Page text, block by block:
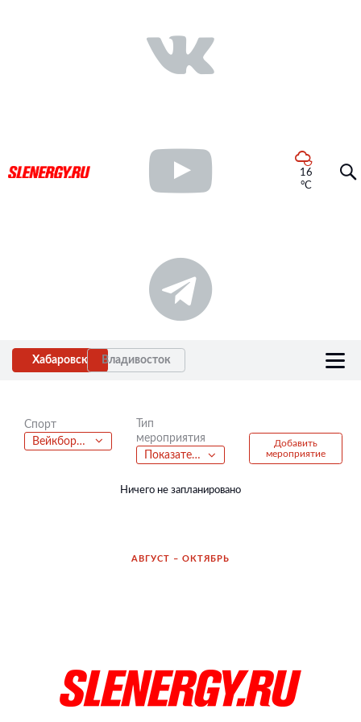
16
°C
Хабаровск Владивосток
Спорт
Вейкбординг
Тип
мероприятия
Показательные выступления
Добавить
мероприятие
Ничего не запланировано
АВГУСТ – ОКТЯБРЬ